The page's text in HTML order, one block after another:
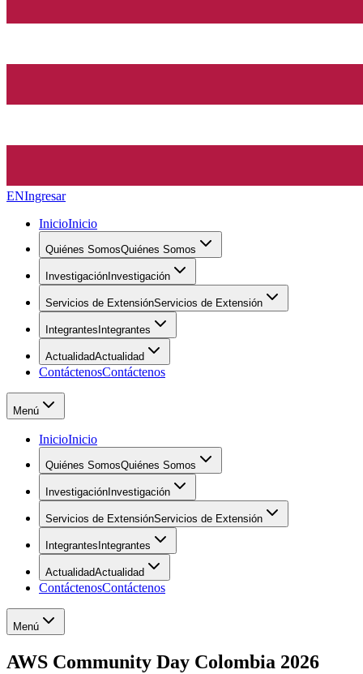
ENIngresar
InicioInicio
Quiénes SomosQuiénes Somos
Investigación Investigación
Servicios de ExtensiónServicios de Extensión
Integrantes Integrantes
ActualidadActualidad
ContáctenosContáctenos
Menú
InicioInicio
Quiénes SomosQuiénes Somos
Investigación Investigación
Servicios de ExtensiónServicios de Extensión
Integrantes Integrantes
ActualidadActualidad
ContáctenosContáctenos
Menú
AWS Community Day Colombia 2026